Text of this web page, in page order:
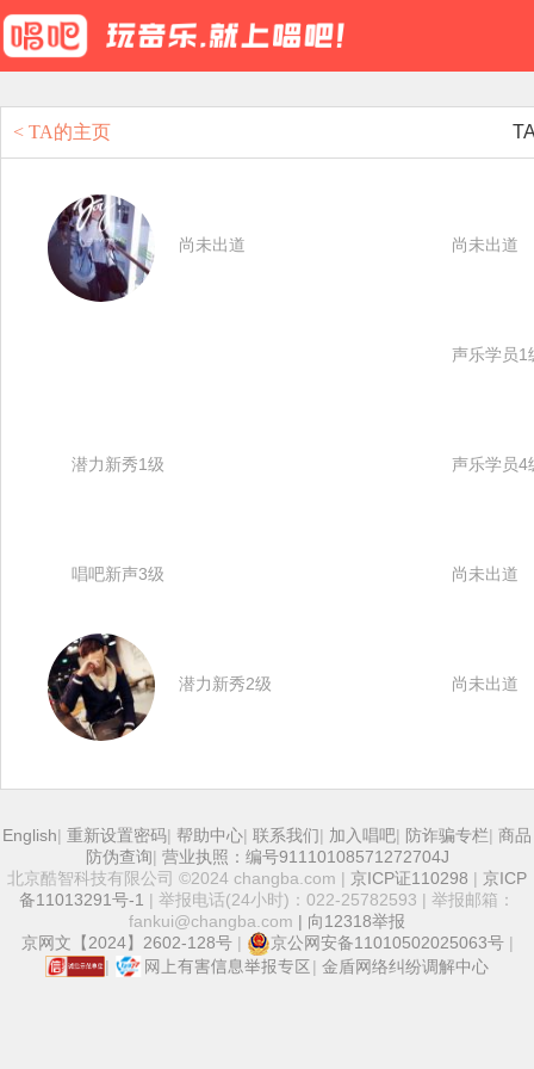
< TA的主页
尚未出道 尚未出道
声乐学员1
潜力新秀1级 声乐学员4
唱吧新声3级 尚未出道
潜力新秀2级 尚未出道
English| 重新设置密码| 帮助中心| 联系我们| 加入唱吧| 防诈骗专栏| 商品
防伪查询| 营业执照：编号91110108571272704J
北京酷智科技有限公司 ©2024 changba.com | 京ICP证110298 | 京ICP
备11013291号-1 | 举报电话(24小时)：022-25782593 | 举报邮箱：
fankui@changba.com | 向12318举报
京网文【2024】2602-128号| 京公网安备11010502025063号 |
|
|金盾网络纠纷调解中心